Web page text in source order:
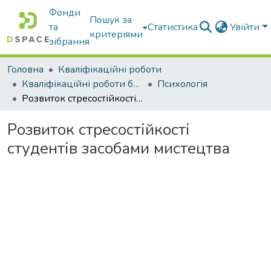
Фонди
та
зібрання
Пошук за
критеріями
Статистика Увійти
Головна
Кваліфікаційні роботи
Кваліфікаційні роботи бакалаврів
Психологія
Розвиток стресостійкості студентів засобами мистецтва
Розвиток стресостійкості
студентів засобами мистецтва